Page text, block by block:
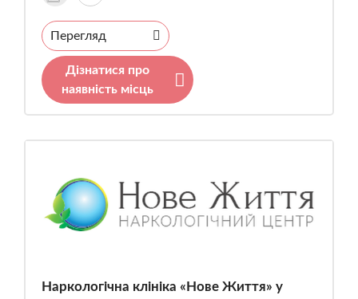
Перегляд
Дізнатися про
наявність місць
Наркологічна клініка «Нове Життя» у